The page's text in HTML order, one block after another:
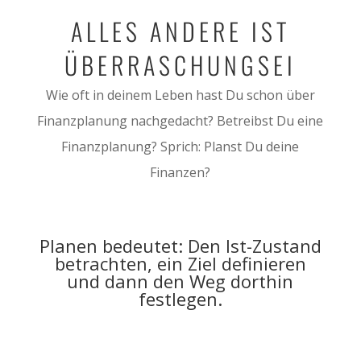
ALLES ANDERE IST
ÜBERRASCHUNGSEI
Wie oft in deinem Leben hast Du schon über
Finanzplanung nachgedacht? Betreibst Du eine
Finanzplanung? Sprich: Planst Du deine
Finanzen?
Planen bedeutet: Den Ist-Zustand
betrachten, ein Ziel definieren
und dann den Weg dorthin
festlegen.